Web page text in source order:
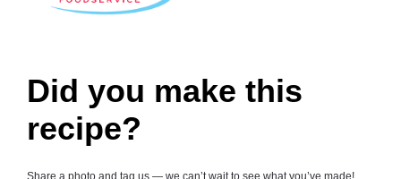
Did you make this
recipe?
Share a photo and tag us — we can’t wait to see what you’ve made!